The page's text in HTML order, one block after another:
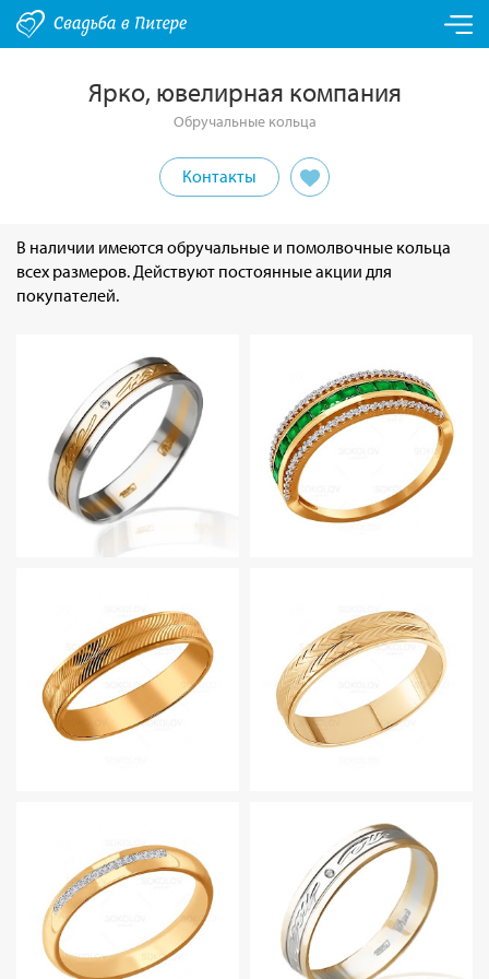
Ярко, ювелирная компания
Обручальные кольца
Контакты
В наличии имеются обручальные и помолвочные кольца
всех размеров. Действуют постоянные акции для
покупателей.